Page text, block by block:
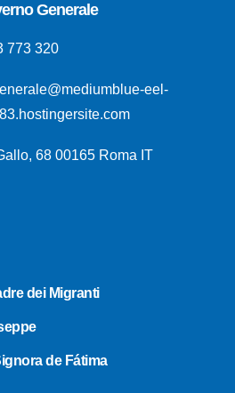
Generale
773 320
eel-
68 00165 Roma IT
dei Migranti
de Fátima